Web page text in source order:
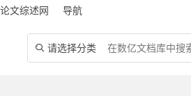
论文综述网 导航
 请选择分类